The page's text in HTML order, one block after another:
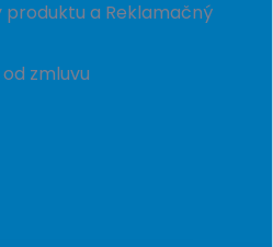
a Reklamačný
zmluvu